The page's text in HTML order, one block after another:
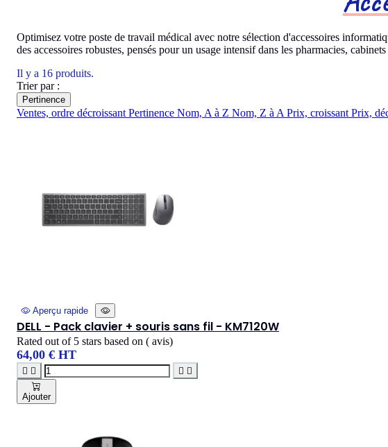
Optimisez votre poste de travail médical avec notre sélection d'accessoires
des accessoires robustes, pensés pour un usage intensif dans les pharmacies,
Il y a 16 produits.
Trier par :
Pertinence
Ventes, ordre décroissant Pertinence Nom, A à Z Nom, Z à A Prix, croissant Prix,
Aperçu rapide
DELL - Pack clavier + souris sans fil - KM7120W
Rated out of 5 stars based on ( avis)
64,00 € HT
   
Ajouter